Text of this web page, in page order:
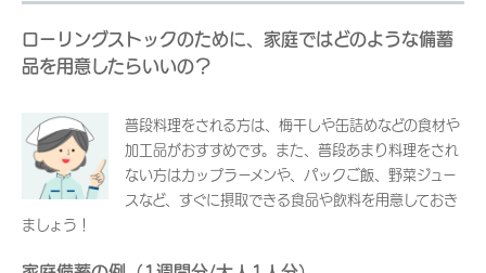
ローリングストックのために、家庭ではどのような備蓄
品を用意したらいいの？
普段料理をされる方は、梅干しや缶詰めなどの食材や
加工品がおすすめです。また、普段あまり料理をされ
ない方はカップラーメンや、パックご飯、野菜ジュー
スなど、すぐに摂取できる食品や飲料を用意しておき
ましょう！